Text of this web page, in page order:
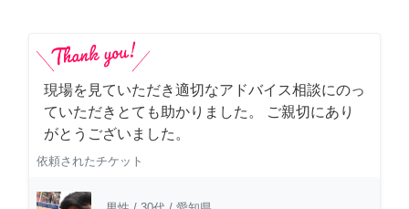
現場を見ていただき適切なアドバイス相談にのっ
ていただきとても助かりました。 ご親切にあり
がとうございました。
依頼されたチケット